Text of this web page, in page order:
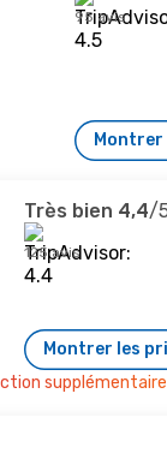
95 avis
Montrer
Très bien 4,4/
125 avis
Montrer les